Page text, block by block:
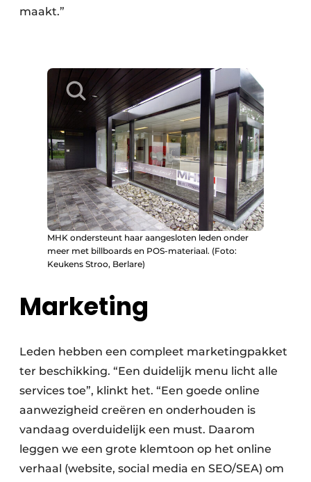
maakt.”
MHK ondersteunt haar aangesloten leden onder
meer met billboards en POS-materiaal. (Foto:
Keukens Stroo, Berlare)
Marketing
Leden hebben een compleet marketingpakket
ter beschikking. “Een duidelijk menu licht alle
services toe”, klinkt het. “Een goede online
aanwezigheid creëren en onderhouden is
vandaag overduidelijk een must. Daarom
leggen we een grote klemtoon op het online
verhaal (website, social media en SEO/SEA) om